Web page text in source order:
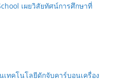
เผยวิสัยทัศน์การศึกษาที่
ทคโนโลยีดักจับคาร์บอนเครื่อง